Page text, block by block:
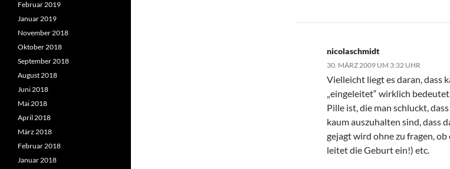
nicolaschmidt
30. MÄRZ 2009 UM 3:32 UHR
Vielleicht liegt es daran, dass
„eingeleitet“ wirklich
Pille ist, die man schluckt,
kaum auszuhalten sind, dass
gejagt wird ohne zu fragen,
leitet die Geburt ein!) etc.
Februar 2019
Januar 2019
November 2018
Oktober 2018
September 2018
August 2018
Juni 2018
Mai 2018
April 2018
März 2018
Februar 2018
Januar 2018